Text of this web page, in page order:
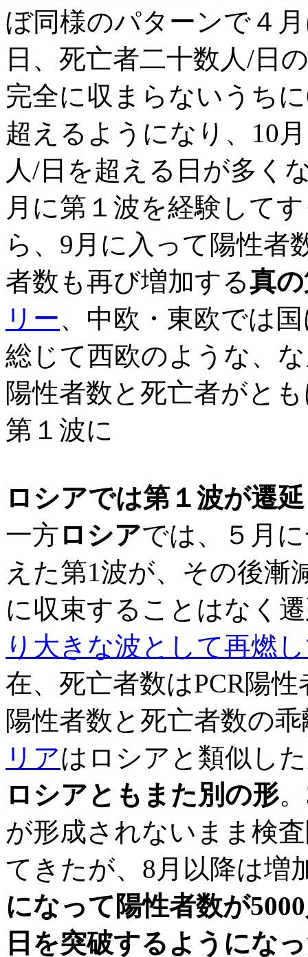
ぼ同様のパターンで４
日、死亡者二十数人/日
完全に収まらないうち
超えるようになり、10
人/日を超える日が多く
月に第１波を経験して
ら、9月に入って陽性者
者数も再び増加する真
リー、中欧・東欧では
総じて西欧のような、
陽性者数と死亡者がと
第１波に
ロシアでは第１波が遷
一方ロシアでは、
５月
えた第1波が、その後漸
に収束することはなく
り大きな波として再燃
在、死亡者数はPCR陽
陽性者数と死亡者数の
リアはロシアと類似し
ロシアともまた別の形
が形成されないまま検
てきたが、8月以降は増
になって陽性者数が
日を突破するようにな